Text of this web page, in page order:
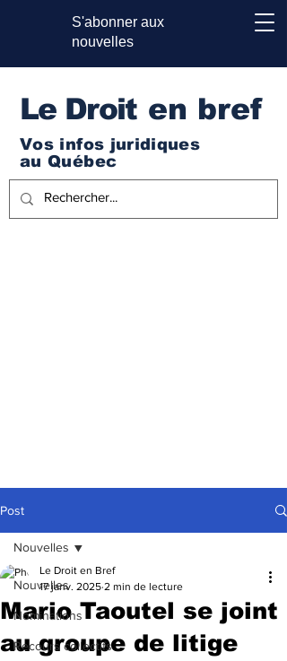
S'abonner aux
nouvelles
Le Droit en bref
Vos infos juridiques
au Québec
Post
Nouvelles
Nominations
Recours collectifs
Nouvelles
Mario Taoutel se joint
au groupe de litige
Le Droit en Bref
17 janv. 2025 2 min de lecture